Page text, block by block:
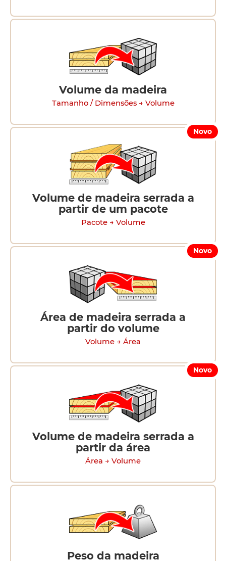
Volume da madeira
Tamanho / Dimensões → Volume
Novo
Volume de madeira serrada a
partir de um pacote
Pacote → Volume
Novo
Área de madeira serrada a
partir do volume
Volume → Área
Novo
Volume de madeira serrada a
partir da área
Área → Volume
Peso da madeira